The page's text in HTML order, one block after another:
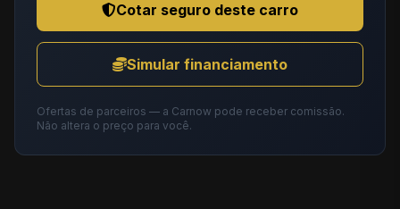
Cotar seguro deste carro
Simular financiamento
Ofertas de parceiros — a Carnow pode receber comissão.
Não altera o preço para você.